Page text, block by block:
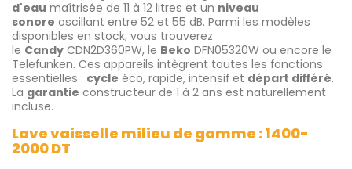
d'eau maîtrisée de 11 à 12 litres et un niveau
sonore oscillant entre 52 et 55 dB. Parmi les modèles
disponibles en stock, vous trouverez
le Candy CDN2D360PW, le Beko DFN05320W ou encore le
Telefunken. Ces appareils intègrent toutes les fonctions
essentielles : cycle éco, rapide, intensif et départ différé.
La garantie constructeur de 1 à 2 ans est naturellement
incluse.
Lave vaisselle milieu de gamme : 1400-
2000 DT